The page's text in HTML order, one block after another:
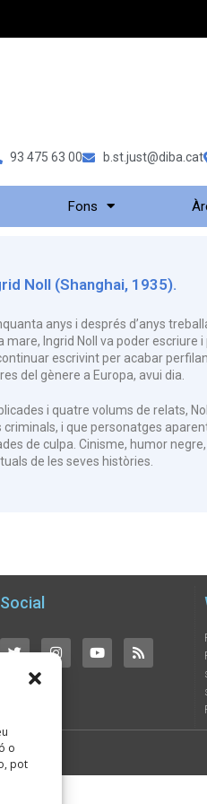
o
pot
93 475 63 00 b.st.just@diba.cat
Fons
Noll (Shanghai, 1935).
anys i després d’anys
mare, Ingrid Noll va poder escriure
escrivint per acabar
del gènere a Europa, avui dia.
i quatre volums de relats,
i que personatges
de culpa. Cinisme, humor
de les seves històries.
Social